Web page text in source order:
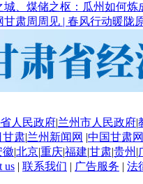
城、煤储之枢：瓜州如何炼
甘肃周周见 | 春风行动暖陇
人民政府|兰州市人民政府|
甘肃|兰州新闻网 |中国甘肃网
徽|北京|重庆|福建|甘肃|贵州 |
us | 联系我们 | 广告服务 | 法